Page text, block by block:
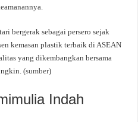
bergerak sebagai persero sejak
kemasan plastik terbaik di ASEAN
yang dikembangkan bersama
(sumber)
Indah